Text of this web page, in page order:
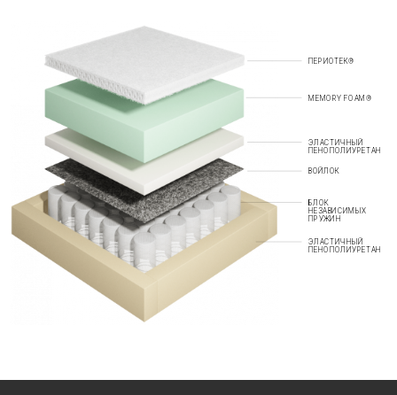
ПЕРИОТЕК®
MEMORY FOAM®
ЭЛАСТИЧНЫЙ
ПЕНОПОЛИУРЕТАН
ВОЙЛОК
БЛОК
НЕЗАВИСИМЫХ
ПРУЖИН
ЭЛАСТИЧНЫЙ
ПЕНОПОЛИУРЕТАН